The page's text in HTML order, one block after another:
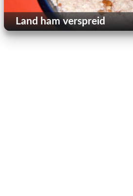
Land ham verspreid